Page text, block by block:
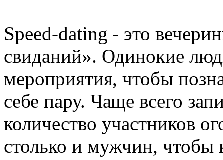
Speed-dating - это
свиданий». Одинокие
мероприятия, чтобы
себе пару. Чаще всего
количество участников
столько и мужчин, чтобы